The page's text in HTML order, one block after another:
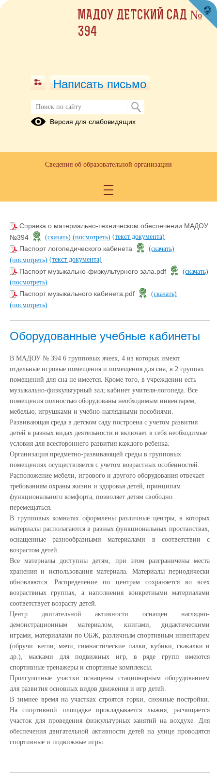
Материально-техническое
отношении инвалидов и лиц с
ограниченными возможностями
Справка о материально-техническом обеспечении МАДОУ
№394
(скачать) (посмотреть) (текст документа)
Паспорт логопедического кабинета
(скачать)
(посмотреть) (текст документа)
Паспорт музыкально-физкультурного зала.pdf
(скачать)
(посмотреть)
Паспорт музыкального кабинета.pdf
(скачать)
(посмотреть)
Оборудованные учебные кабинеты
В МАДОУ № 394 6 групповых ячеек, 4 из которых имеют
отдельные игровые помещения и помещения для сна, в 2 группах
помещений для сна не имеется. Кроме того, в учреждении есть
музыкально-физкультурный зал; кабинет учителя-логопеда. Все
помещения полностью оборудованы необходимым инвентарем,
мебелью, игрушками и учебно-наглядными пособиями.
Развивающая среда в детском саду построена с учетом развития
детей в разных видах деятельности и включает в себя необходимые
условия для всестороннего развития каждого ребенка.
Организация предметно-развивающей среды в групповых
помещениях осуществляется с учетом возрастных особенностей.
Расположение мебели, игрового и другого оборудования отвечает
требованиям охраны жизни и здоровья детей, принципам
функционального комфорта, позволяет детям свободно
перемещаться.
В групповых комнатах оформлены различные центры, в которых
материалы располагаются в разных функциональных простанствах,
оснащенные разнообразными материалами в соответствии с
возрастом детей.
Все материалы доступны детям, при этом разграничены места
хранения и использования материала. Материалы периодически
обновляются. Распределение по центрам сохраняется во всех
возраствных группах, а наполнения конкретными материалами
соответствует возрасту детей.
Центр двигательной активности оснащен наглядно-
демонстрационным материалом, книгами, дидактическими
играми, материалами по ОБЖ, различным спортивным инвентарем
(обручи. кегли, мячи, гимнастические палки, кубики, скакалки и
др.), масками для подвижных игр, в ряде групп имеются
спортивные тренажеры и спортиные комплексы.
Пролгулочные участки оснащены стационарным оборудованием
для развития основных видов движения и игр детей.
В зимнее время на участках строятся горки, снежные постройки.
На спортивной площадке прокладывается лыжня, расчищается
участок для проведения физкультурных занятий на вохдухе. Для
обеспечения двигательной активности детей на улице проводятся
спортивные и подвижные игры.
МАДОУ ДЕТСКИЙ САД №
394
Написать письмо
Версия для слабовидящих
Сведения об образовательной организации